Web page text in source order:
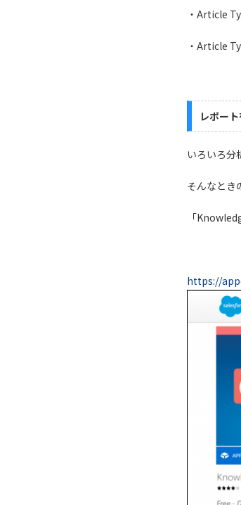
・Article
・Article
レポー
いろいろ分
そんなとき
「
https://